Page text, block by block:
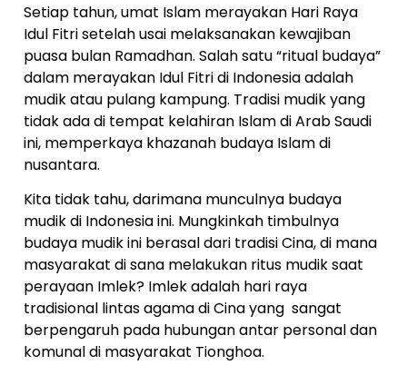
Setiap tahun, umat Islam merayakan Hari Raya
Idul Fitri setelah usai melaksanakan kewajiban
puasa bulan Ramadhan. Salah satu “ritual budaya”
dalam merayakan Idul Fitri di Indonesia adalah
mudik atau pulang kampung. Tradisi mudik yang
tidak ada di tempat kelahiran Islam di Arab Saudi
ini, memperkaya khazanah budaya Islam di
nusantara.
Kita tidak tahu, darimana munculnya budaya
mudik di Indonesia ini. Mungkinkah timbulnya
budaya mudik ini berasal dari tradisi Cina, di mana
masyarakat di sana melakukan ritus mudik saat
perayaan Imlek? Imlek adalah hari raya
tradisional lintas agama di Cina yang sangat
berpengaruh pada hubungan antar personal dan
komunal di masyarakat Tionghoa.